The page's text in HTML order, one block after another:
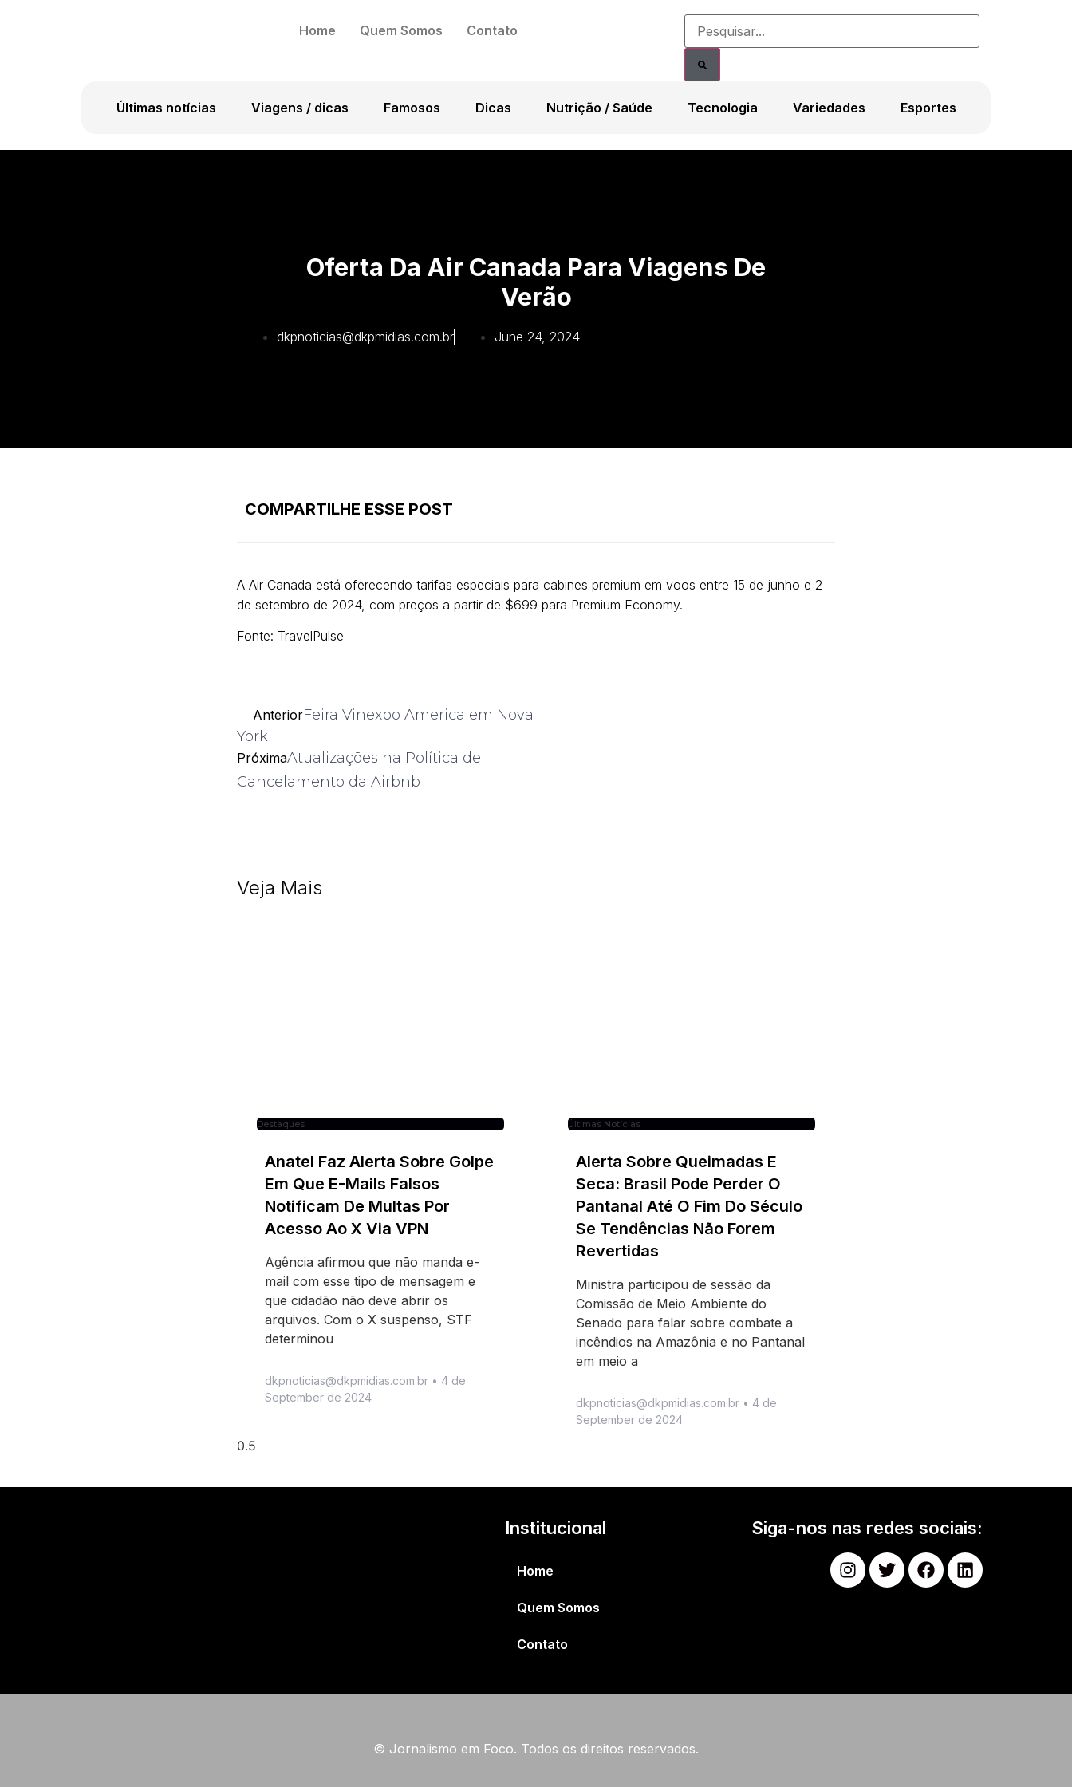
Home Quem Somos Contato
Últimas notícias Viagens / dicas Famosos Dicas Nutrição / Saúde Tecnologia Variedades Esportes
Oferta Da Air Canada Para Viagens De
Verão
dkpnoticias@dkpmidias.com.br June 24, 2024
COMPARTILHE ESSE POST
A Air Canada está oferecendo tarifas especiais para cabines premium em voos entre 15 de junho e 2
de setembro de 2024, com preços a partir de $699 para Premium Economy.
Fonte: TravelPulse
AnteriorFeira Vinexpo America em Nova
York
PróximaAtualizações na Política de
Cancelamento da Airbnb
Veja Mais
Destaques
Anatel Faz Alerta Sobre Golpe
Em Que E-Mails Falsos
Notificam De Multas Por
Acesso Ao X Via VPN
Agência afirmou que não manda e-
mail com esse tipo de mensagem e
que cidadão não deve abrir os
arquivos. Com o X suspenso, STF
determinou
dkpnoticias@dkpmidias.com.br
4 de
September de 2024
Últimas Notícias
Alerta Sobre Queimadas E
Seca: Brasil Pode Perder O
Pantanal Até O Fim Do Século
Se Tendências Não Forem
Revertidas
Ministra participou de sessão da
Comissão de Meio Ambiente do
Senado para falar sobre combate a
incêndios na Amazônia e no Pantanal
em meio a
dkpnoticias@dkpmidias.com.br
4 de
September de 2024
Institucional
Home
Quem Somos
Contato
Siga-nos nas redes sociais:
© Jornalismo em Foco. Todos os direitos reservados.